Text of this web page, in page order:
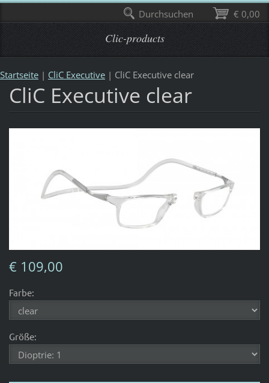
Clic-products
Startseite | CliC Executive | CliC Executive clear
CliC Executive clear
€ 109,00
Farbe:
Größe:
€ 0,00
Durchsuchen